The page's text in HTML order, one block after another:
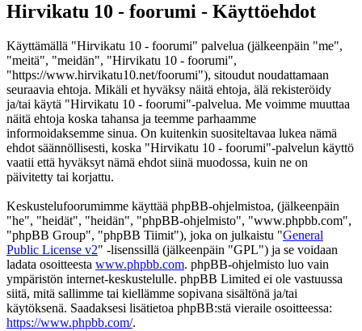
Hirvikatu 10 - foorumi - Käyttöehdot
Käyttämällä "Hirvikatu 10 - foorumi" palvelua (jälkeenpäin "me",
"meitä", "meidän", "Hirvikatu 10 - foorumi",
"https://www.hirvikatu10.net/foorumi"), sitoudut noudattamaan
seuraavia ehtoja. Mikäli et hyväksy näitä ehtoja, älä rekisteröidy
ja/tai käytä "Hirvikatu 10 - foorumi"-palvelua. Me voimme muuttaa
näitä ehtoja koska tahansa ja teemme parhaamme
informoidaksemme sinua. On kuitenkin suositeltavaa lukea nämä
ehdot säännöllisesti, koska "Hirvikatu 10 - foorumi"-palvelun käyttö
vaatii että hyväksyt nämä ehdot siinä muodossa, kuin ne on
päivitetty tai korjattu.
Keskustelufoorumimme käyttää phpBB-ohjelmistoa, (jälkeenpäin
"he", "heidät", "heidän", "phpBB-ohjelmisto", "www.phpbb.com",
"phpBB Group", "phpBB Tiimit"), joka on julkaistu "General
Public License v2" -lisenssillä (jälkeenpäin "GPL") ja se voidaan
ladata osoitteesta www.phpbb.com. phpBB-ohjelmisto luo vain
ympäristön internet-keskustelulle. phpBB Limited ei ole vastuussa
siitä, mitä sallimme tai kiellämme sopivana sisältönä ja/tai
käytöksenä. Saadaksesi lisätietoa phpBB:stä vieraile osoitteessa:
https://www.phpbb.com/.